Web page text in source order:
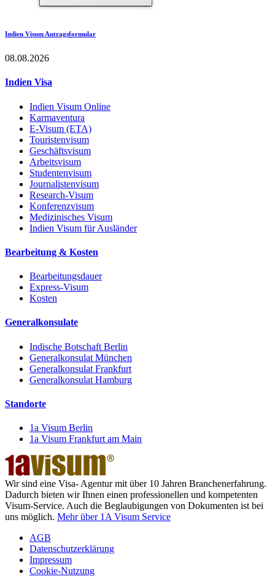
Indien Visum Antragsformular
08.08.2026
Indien Visa
Indien Visum Online
Karmaventura
E-Visum (ETA)
Touristenvisum
Geschäftsvisum
Arbeitsvisum
Studentenvisum
Journalistenvisum
Research-Visum
Konferenzvisum
Medizinisches Visum
Indien Visum für Ausländer
Bearbeitung & Kosten
Bearbeitungsdauer
Express-Visum
Kosten
Generalkonsulate
Indische Botschaft Berlin
Generalkonsulat München
Generalkonsulat Frankfurt
Generalkonsulat Hamburg
Standorte
1a Visum Berlin
1a Visum Frankfurt am Main
Wir sind eine Visa- Agentur mit über 10 Jahren Branchenerfahrung.
Dadurch bieten wir Ihnen einen professionellen und kompetenten
Visum-Service. Auch die Beglaubigungen von Dokumenten ist bei
uns möglich. Mehr über 1A Visum Service
AGB
Datenschutzerklärung
Impressum
Cookie-Nutzung